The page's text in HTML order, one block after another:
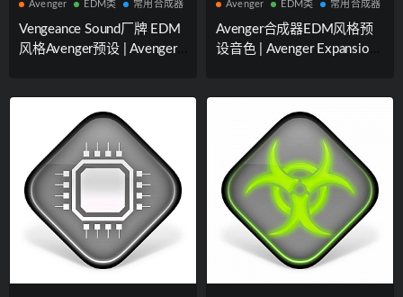
Avenger EDM类 常用合成器
Vengeance Sound厂牌 EDM
风格Avenger预设 | Avenger
Avenger EDM类 常用合成器
Avenger合成器EDM风格预
设音色 | Avenger Expansion